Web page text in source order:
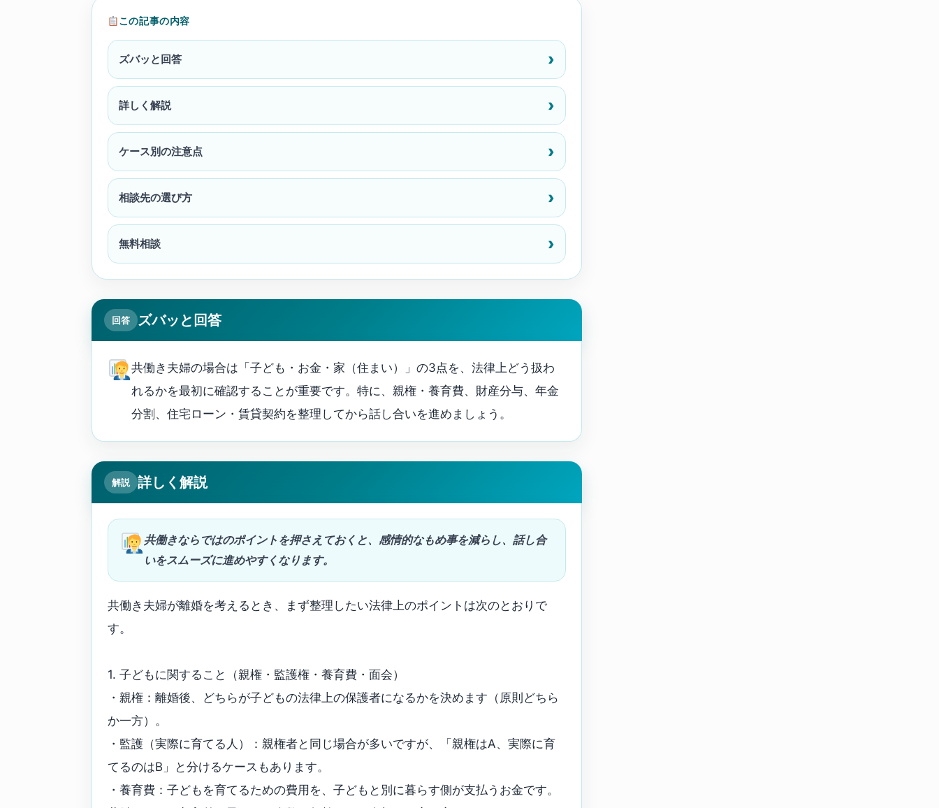
この記事の内容
ズバッと回答
詳しく解説
ケース別の注意点
相談先の選び方
無料相談
回答 ズバッと回答
共働き夫婦の場合は「子ども・お金・家（住まい）」の3点を、法律上どう扱わ
れるかを最初に確認することが重要です。特に、親権・養育費、財産分与、年金
分割、住宅ローン・賃貸契約を整理してから話し合いを進めましょう。
解説 詳しく解説
共働きならではのポイントを押さえておくと、感情的なもめ事を減らし、話し合
いをスムーズに進めやすくなります。
共働き夫婦が離婚を考えるとき、まず整理したい法律上のポイントは次のとおりで
す。
1. 子どもに関すること（親権・監護権・養育費・面会）
・親権：離婚後、どちらが子どもの法律上の保護者になるかを決めます（原則どちら
か一方）。
・監護（実際に育てる人）：親権者と同じ場合が多いですが、「親権はA、実際に育
てるのはB」と分けるケースもあります。
・養育費：子どもを育てるための費用を、子どもと別に暮らす側が支払うお金です。